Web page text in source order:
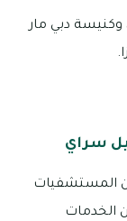
وكنيسة دبي مار
سراي
المستشفيات
الخدمات